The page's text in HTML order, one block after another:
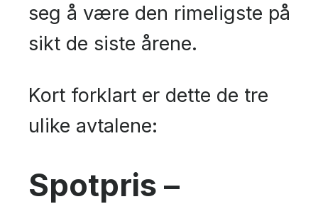
seg å være den rimeligste på
sikt de siste årene.
Kort forklart er dette de tre
ulike avtalene:
Spotpris –